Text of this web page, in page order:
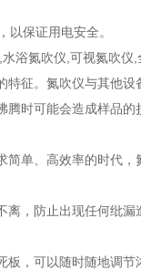
以保证用电安全。
浴氮吹仪,可视氮吹
征。氮吹仪与其他设
时可能会造成样品
单、高效率的时代
，防止出现任何纰
，可以随时随地调节